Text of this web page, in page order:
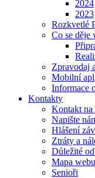
2024
2023
Rozkvetlé
Co se děje
Zpravodaj
Mobilní
Informace
Kontakty
Kontakt na
Napište
Hlášení
Ztráty a
Důležité
Mapa webu
Senioři